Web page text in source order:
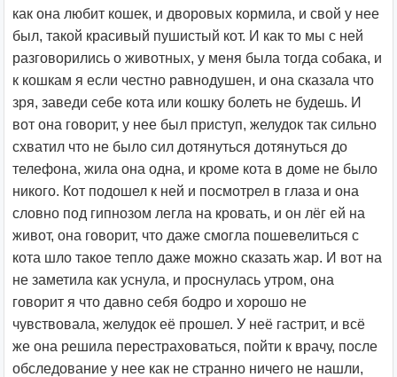
как она любит кошек, и дворовых кормила, и свой у нее
был, такой красивый пушистый кот. И как то мы с ней
разговорились о животных, у меня была тогда собака, и
к кошкам я если честно равнодушен, и она сказала что
зря, заведи себе кота или кошку болеть не будешь. И
вот она говорит, у нее был приступ, желудок так сильно
схватил что не было сил дотянуться дотянуться до
телефона, жила она одна, и кроме кота в доме не было
никого. Кот подошел к ней и посмотрел в глаза и она
словно под гипнозом легла на кровать, и он лёг ей на
живот, она говорит, что даже смогла пошевелиться с
кота шло такое тепло даже можно сказать жар. И вот на
не заметила как уснула, и проснулась утром, она
говорит я что давно себя бодро и хорошо не
чувствовала, желудок её прошел. У неё гастрит, и всё
же она решила перестраховаться, пойти к врачу, после
обследование у нее как не странно ничего не нашли,